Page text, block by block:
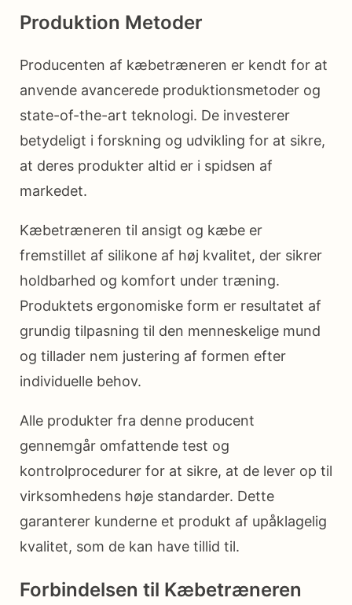
Produktion Metoder
Producenten af kæbetræneren er kendt for at
anvende avancerede produktionsmetoder og
state-of-the-art teknologi. De investerer
betydeligt i forskning og udvikling for at sikre,
at deres produkter altid er i spidsen af
markedet.
Kæbetræneren til ansigt og kæbe er
fremstillet af silikone af høj kvalitet, der sikrer
holdbarhed og komfort under træning.
Produktets ergonomiske form er resultatet af
grundig tilpasning til den menneskelige mund
og tillader nem justering af formen efter
individuelle behov.
Alle produkter fra denne producent
gennemgår omfattende test og
kontrolprocedurer for at sikre, at de lever op til
virksomhedens høje standarder. Dette
garanterer kunderne et produkt af upåklagelig
kvalitet, som de kan have tillid til.
Forbindelsen til Kæbetræneren